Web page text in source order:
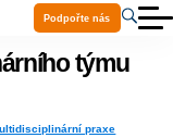
Podpořte nás
týmu
praxe